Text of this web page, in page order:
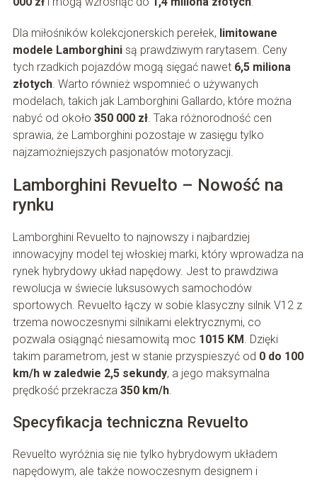
Dla miłośników kolekcjonerskich perełek, limitowane
modele Lamborghinisą prawdziwym rarytasem. Ceny
tych rzadkich pojazdów mogą sięgać nawet 6,5 miliona
złotych. Warto również wspomnieć o używanych
modelach, takich jak Lamborghini Gallardo, które można
nabyć od około 350 000 zł. Taka różnorodność cen
sprawia, że Lamborghini pozostaje w zasięgu tylko
najzamożniejszych pasjonatów motoryzacji.
Lamborghini Revuelto – Nowość na
rynku
Lamborghini Revuelto to najnowszy i najbardziej
innowacyjny model tej włoskiej marki, który wprowadza na
rynek hybrydowy układ napędowy. Jest to prawdziwa
rewolucja w świecie luksusowych samochodów
sportowych. Revuelto łączy w sobie klasyczny silnik V12 z
trzema nowoczesnymi silnikami elektrycznymi, co
pozwala osiągnąć niesamowitą moc 1015 KM. Dzięki
takim parametrom, jest w stanie przyspieszyć od 0 do 100
km/h w zaledwie 2,5 sekundy, a jego maksymalna
prędkość przekracza 350 km/h.
Specyfikacja techniczna Revuelto
Revuelto wyróżnia się nie tylko hybrydowym układem
napędowym, ale także nowoczesnym designem i